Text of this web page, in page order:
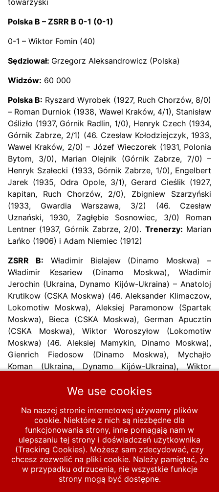
towarzyski
Polska B – ZSRR B 0-1 (0-1)
0-1 – Wiktor Fomin (40)
Sędziował: Grzegorz Aleksandrowicz (Polska)
Widzów: 60 000
Polska B: Ryszard Wyrobek (1927, Ruch Chorzów, 8/0)
– Roman Durniok (1938, Wawel Kraków, 4/1), Stanisław
Oślizło (1937, Górnik Radlin, 1/0), Henryk Czech (1934,
Górnik Zabrze, 2/1) (46. Czesław Kołodziejczyk, 1933,
Wawel Kraków, 2/0) – Józef Wieczorek (1931, Polonia
Bytom, 3/0), Marian Olejnik (Górnik Zabrze, 7/0) –
Henryk Szałecki (1933, Górnik Zabrze, 1/0), Engelbert
Jarek (1935, Odra Opole, 3/1), Gerard Cieślik (1927,
kapitan, Ruch Chorzów, 2/0), Zbigniew Szarzyński
(1933, Gwardia Warszawa, 3/2) (46. Czesław
Uznański, 1930, Zagłębie Sosnowiec, 3/0) Roman
Lentner (1937, Górnik Zabrze, 2/0). Trenerzy: Marian
Łańko (1906) i Adam Niemiec (1912)
ZSRR B: Władimir Bielajew (Dinamo Moskwa) –
Władimir Kesariew (Dinamo Moskwa), Władimir
Jerochin (Ukraina, Dynamo Kijów-Ukraina) – Anatoloj
Krutikow (CSKA Moskwa) (46. Aleksander Klimaczow,
Lokomotiw Moskwa), Aleksiej Paramonow (Spartak
Moskwa), Bieca (CSKA Moskwa), German Apucztin
(CSKA Moskwa), Wiktor Woroszyłow (Lokomotiw
Moskwa) (46. Aleksiej Mamykin, Dinamo Moskwa),
Gienrich Fiedosow (Dinamo Moskwa), Mychajło
Koman (Ukraina, Dynamo Kijów-Ukraina), Wiktor
Głażkow i Pinajczew
Poprzednia strona: 1957-10-20 ZSRR B – Polska B 5-2
Poprzednia Następna
Następna
Start MECZE Polska B 1947-1960
1957
1957-6-23 Polska B – ZSRR B 0-1
We use cookies
Na naszej stronie internetowej używamy plików
cookie. Niektóre z nich są niezbędne dla
funkcjonowania strony, inne pomagają nam w
ulepszaniu tej strony i doświadczeń użytkownika
(Tracking Cookies). Możesz sam zdecydować, czy
chcesz zezwolić na pliki cookie. Należy pamiętać, że
w przypadku odrzucenia, nie wszystkie funkcje
strony mogą być dostępne.